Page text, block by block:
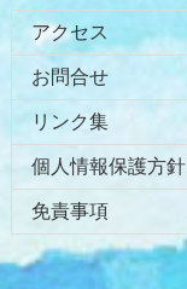
アクセス
お問合せ
リンク集
個人情報保護方針
免責事項